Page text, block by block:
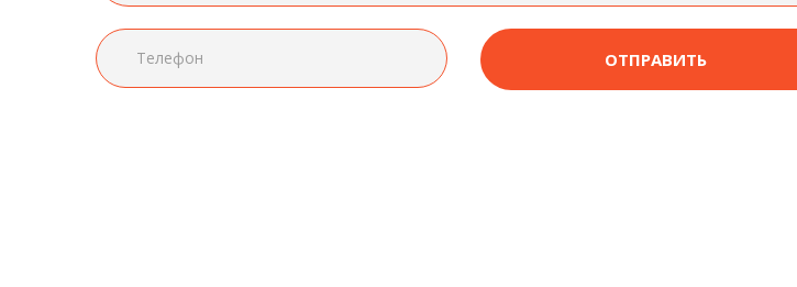
профессиональная команда с 10-летним
опытом работы в сфере фитнес-услуг.
Телефон ОТПРАВИТЬ